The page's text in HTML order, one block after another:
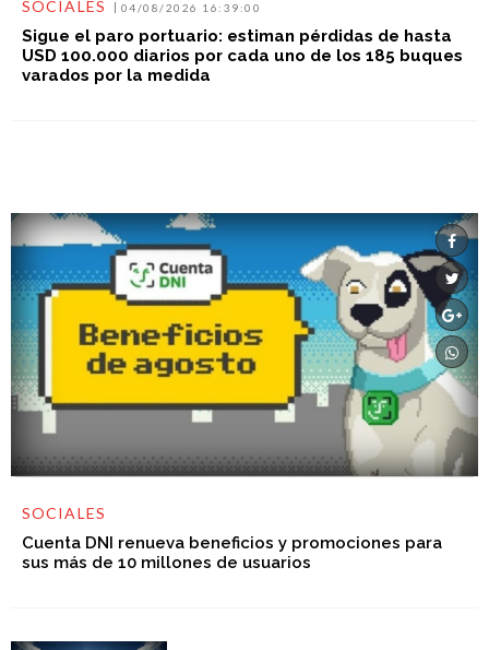
SOCIALES 04/08/2026 16:39:00
Sigue el paro portuario: estiman pérdidas de hasta
USD 100.000 diarios por cada uno de los 185 buques
varados por la medida
SOCIALES
Cuenta DNI renueva beneficios y promociones para
sus más de 10 millones de usuarios